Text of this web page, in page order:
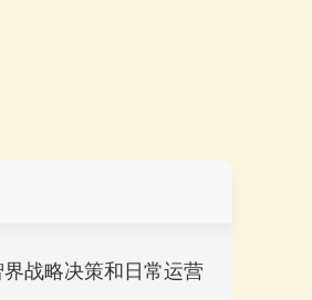
战略决策和日常运营